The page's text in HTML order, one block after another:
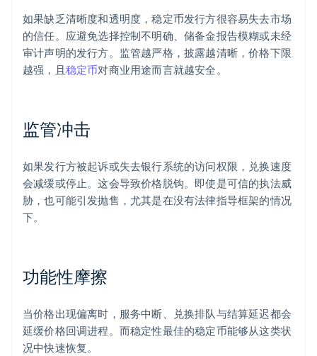
如果缺乏清晰度和透明度，稳定币发行方很容易失去市场
的信任。应避免选择控制不明确、储备金报告模糊或未经
审计声明的发行方。监管越严格，披露越清晰，价格下限
越强，且稳定币对商业用途而言就越安全。
监管冲击
如果发行方被起诉或失去银行系统的访问权限，兑换速度
会减缓或停止。这会导致价格脱钩。即使是可信的执法威
胁，也可能引发抛售，尤其是在没有法律指导框架的情况
下。
功能性摩擦
当价格出现偏离时，服务中断、兑换排队与结算延迟都会
延缓价格回调进程。而稳定性最佳的稳定币能够从这类状
况中快速恢复。